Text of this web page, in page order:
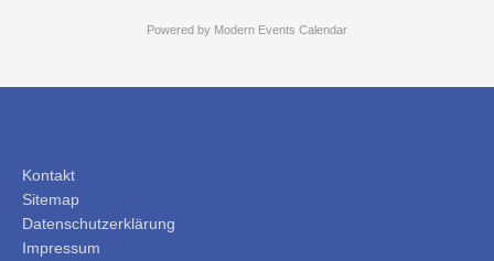
Powered by Modern Events Calendar
Kontakt
Sitemap
Datenschutzerklärung
Impressum